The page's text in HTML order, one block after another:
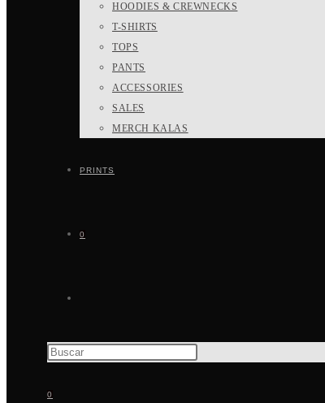
HOODIES & CREWNECKS
T-SHIRTS
TOPS
PANTS
ACCESSORIES
SALES
MERCH KALAS
PRINTS
0
BÚSQUEDA
0